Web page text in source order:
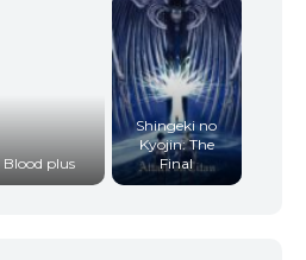
Blood plus
Shingeki no
Kyojin: The
Final